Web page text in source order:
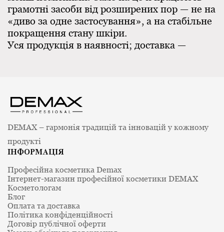
грамотні засоби від розширених пор — не на
«диво за одне застосування», а на стабільне
покращення стану шкіри.
Уся продукція в наявності; доставка —
поштоматі, кур’єром чи самовивозом.
Підібрати догляд допоможе безкоштовна
консультація косметолога Demax.
Чому пори стають
помітнішими
Пори — це мікроскопічні отвори, через які
виділяється себум; вони потрібні шкірі.
Помітнішими їх роблять кілька механізмів:
Надлишок себуму та
DEMAX – гармонія традицій та інновацій у кожному
продукті
ІНФОРМАЦІЯ
Професійна косметика Demax
Інтернет-магазин професійної косметики DEMAX
Косметологам
Блог
Оплата та доставка
Політика конфіденційності
Договір публічної оферти